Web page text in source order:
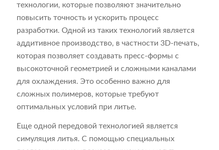
технологии, которые позволяют значительно
повысить точность и ускорить процесс
разработки. Одной из таких технологий является
аддитивное производство, в частности 3D-печать,
которая позволяет создавать пресс-формы с
высокоточной геометрией и сложными каналами
для охлаждения. Это особенно важно для
сложных полимеров, которые требуют
оптимальных условий при литье.
Еще одной передовой технологией является
симуляция литья. С помощью специальных